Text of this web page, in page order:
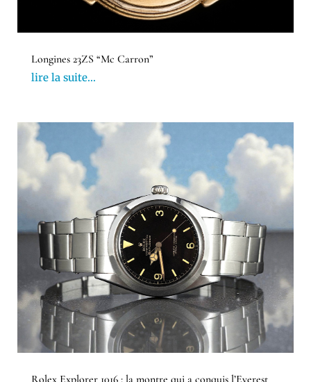
Longines 23ZS “Mc Carron”
lire la suite...
Rolex Explorer 1016 : la montre qui a conquis l’Everest